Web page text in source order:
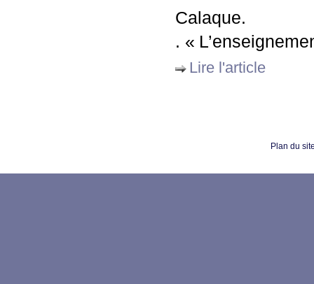
Calaque.
. «
Lire l'article
Plan du